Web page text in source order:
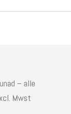
– alle
Mwst